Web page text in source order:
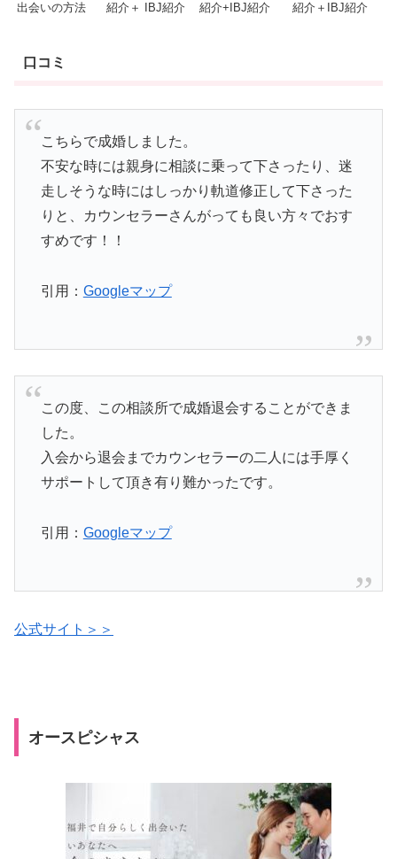
出会いの方法
紹介＋ IBJ紹介 紹介+IBJ紹介 紹介＋IBJ紹介
口コミ
こちらで成婚しました。
不安な時には親身に相談に乗って下さったり、迷
走しそうな時にはしっかり軌道修正して下さった
りと、カウンセラーさんがっても良い方々でおす
すめです！！
引用： Googleマップ
この度、この相談所で成婚退会することができま
した。
入会から退会までカウンセラーの二人には手厚く
サポートして頂き有り難かったです。
引用： Googleマップ
公式サイト＞＞
オースピシャス